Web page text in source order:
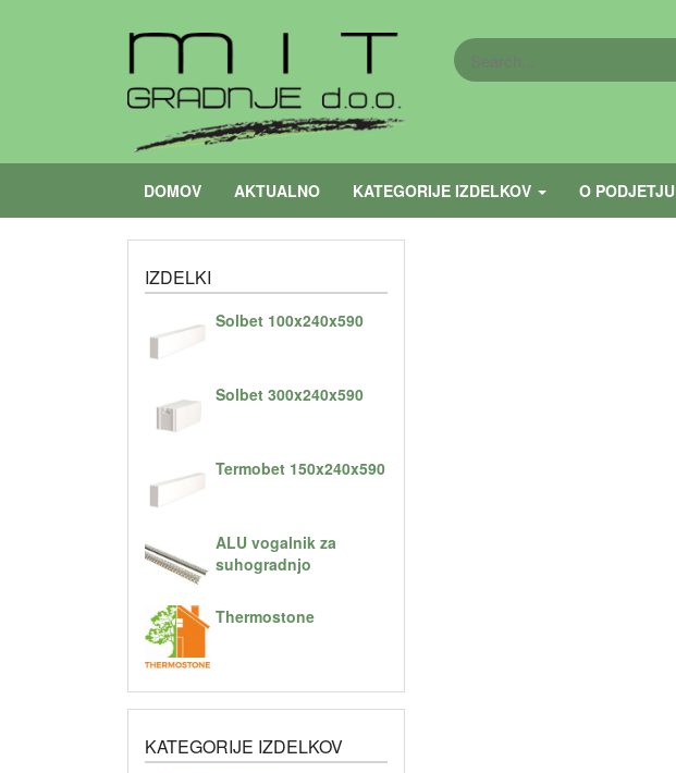
DOMOV AKTUALNO KATEGORIJE IZDELKOV O PODJETJU
IZDELKI
Solbet 100x240x590
Solbet 300x240x590
Termobet 150x240x590
ALU vogalnik za
suhogradnjo
Thermostone
KATEGORIJE IZDELKOV